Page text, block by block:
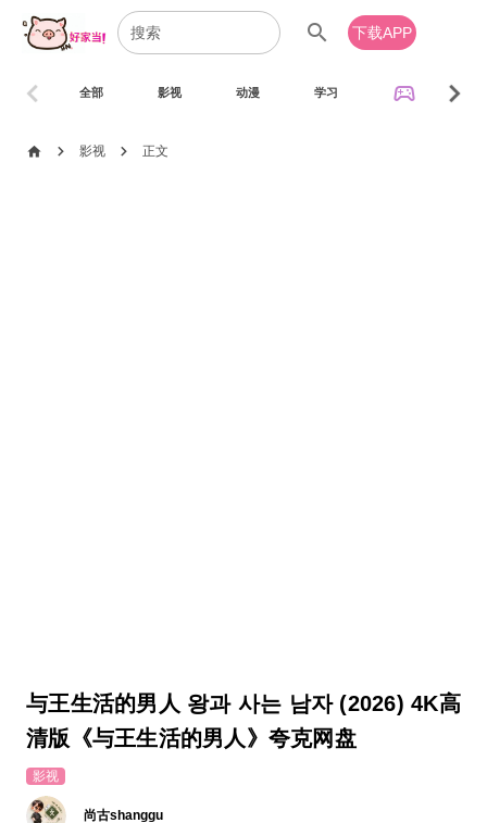
search 下载APP
全部 影视 动漫 学习 sports_esports
chevron_left chevron_right
home chevron_right 影视 chevron_right 正文
与王生活的男人 왕과 사는 남자 (2026) 4K高
清版《与王生活的男人》夸克网盘
影视
尚古shanggu